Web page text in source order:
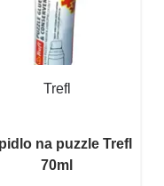
Trefl
na puzzle Trefl
70ml